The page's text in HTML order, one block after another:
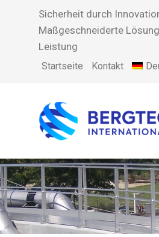
Sicherheit durch
Maßgeschneiderte
Leistung
Startseite Kontakt